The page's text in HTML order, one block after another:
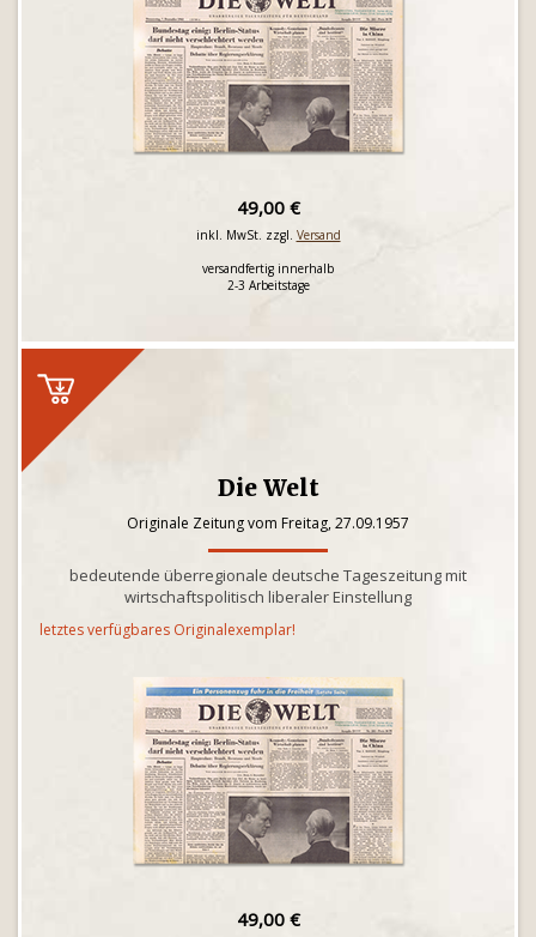
49,00 €
inkl. MwSt. zzgl. Versand
versandfertig innerhalb
2-3 Arbeitstage
Die Welt
Originale Zeitung vom Freitag, 27.09.1957
bedeutende überregionale deutsche Tageszeitung mit
wirtschaftspolitisch liberaler Einstellung
letztes verfügbares Originalexemplar!
49,00 €